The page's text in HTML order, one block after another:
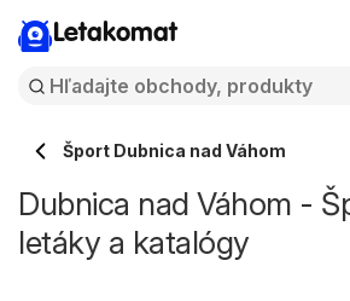
Letakomat
Šport Dubnica nad Váhom
Dubnica nad Váhom -
letáky a katalógy